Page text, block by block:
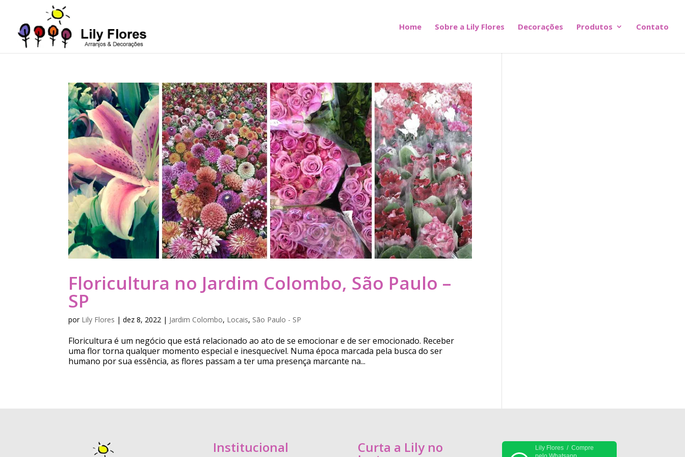
Home Sobre a Lily Flores Decorações Produtos Contato
Floricultura no Jardim Colombo, São Paulo –
SP
por Lily Flores |dez 8, 2022 | Jardim Colombo, Locais, São Paulo - SP
Floricultura é um negócio que está relacionado ao ato de se emocionar e de ser emocionado. Receber
uma flor torna qualquer momento especial e inesquecível. Numa época marcada pela busca do ser
humano por sua essência, as flores passam a ter uma presença marcante na...
Institucional Curta a Lily no
Lily Flores / Compre